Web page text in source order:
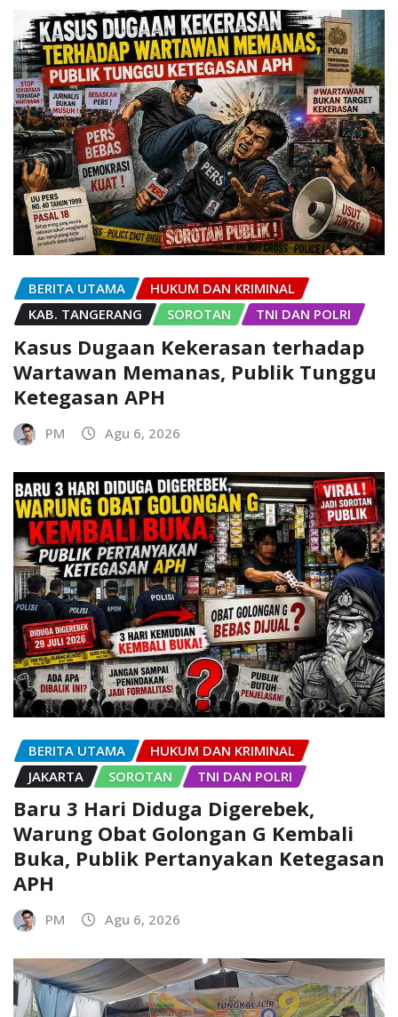
BERITA UTAMA
HUKUM DAN KRIMINAL
KAB. TANGERANG
SOROTAN TNI DAN POLRI
Kasus Dugaan Kekerasan terhadap
Wartawan Memanas, Publik Tunggu
Ketegasan APH
PM Agu 6, 2026
BERITA UTAMA
HUKUM DAN KRIMINAL
JAKARTA
SOROTAN TNI DAN POLRI
Baru 3 Hari Diduga Digerebek,
Warung Obat Golongan G Kembali
Buka, Publik Pertanyakan Ketegasan
APH
PM Agu 6, 2026